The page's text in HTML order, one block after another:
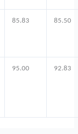
85.83 85.50
95.00 92.83